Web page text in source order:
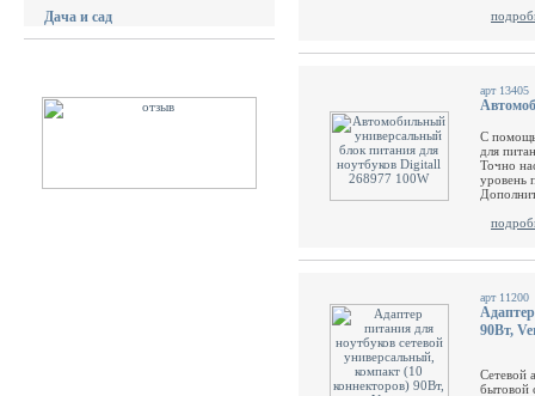
Дача и сад
арт 13405
С
для
Точно
уровень
арт 11200
90Вт,
Сетевой
бытовой